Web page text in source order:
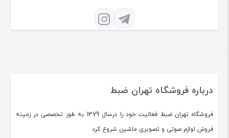
درباره فروشگاه تهران ضبط
فروشگاه تهران ضبط فعالیت خود را درسال 1379 به طور تخصصی در زمینه
فروش لوازم صوتی و تصویری ماشین شروع کرد